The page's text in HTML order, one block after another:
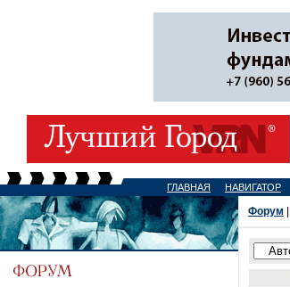
ГЛАВНАЯ НАВИГАТОР
Форум